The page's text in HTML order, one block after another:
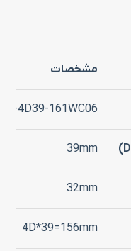
مشخصات
4D39-161WC06
D)
39mm
32mm
4D*39=156mm